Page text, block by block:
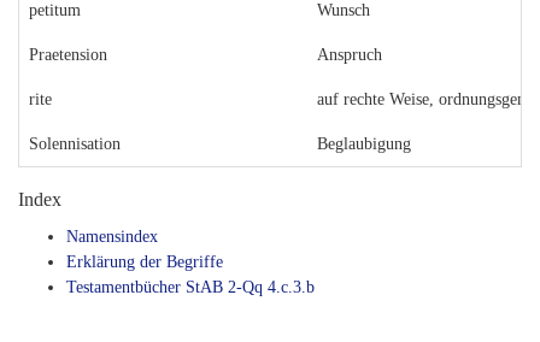
petitum Wunsch
Praetension Anspruch
rite auf rechte Weise,
Solennisation Beglaubigung
Index
Namensindex
Erklärung der Begriffe
Testamentbücher StAB 2-Qq 4.c.3.b